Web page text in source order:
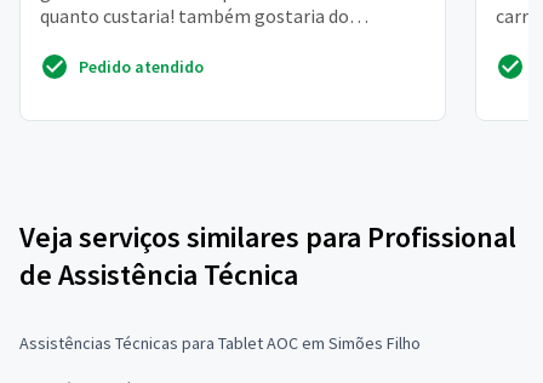
quanto custaria! também gostaria do
Pedido atendido
Veja serviços similares para Profissional
de Assistência Técnica
Assistências Técnicas para Tablet AOC em Simões Filho